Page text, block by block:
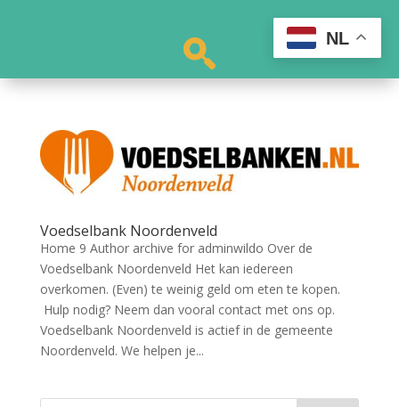
Voedselbank Noordenveld
Home 9 Author archive for adminwildo Over de
Voedselbank Noordenveld Het kan iedereen
overkomen. (Even) te weinig geld om eten te kopen.
Hulp nodig? Neem dan vooral contact met ons op.
Voedselbank Noordenveld is actief in de gemeente
Noordenveld. We helpen je...
NL